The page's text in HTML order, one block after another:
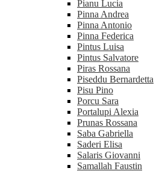
Pianu Lucia
Pinna Andrea
Pinna Antonio
Pinna Federica
Pintus Luisa
Pintus Salvatore
Piras Rossana
Piseddu Bernardetta
Pisu Pino
Porcu Sara
Portalupi Alexia
Prunas Rossana
Saba Gabriella
Saderi Elisa
Salaris Giovanni
Samallah Faustin